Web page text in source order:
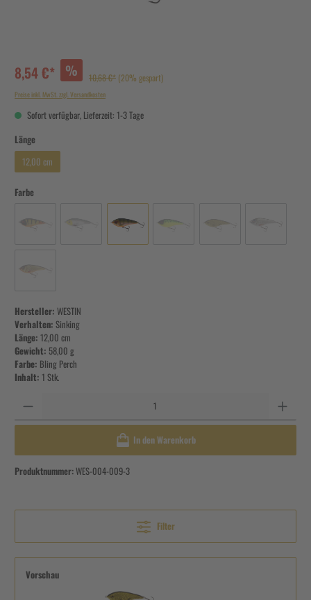
8,54 €* % 10,68 €* (20% gespart)
Preise inkl. MwSt. zzgl. Versandkosten
Sofort verfügbar, Lieferzeit: 1-3 Tage
Länge
12,00 cm
Farbe
Hersteller: WESTIN
Verhalten: Sinking
Länge: 12,00 cm
Gewicht: 58,00 g
Farbe: Bling Perch
Inhalt: 1 Stk.
In den Warenkorb
Produktnummer:WES-004-009-3
Filter
Vorschau